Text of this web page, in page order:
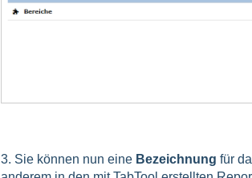
3. Sie können nun eine Bezeichnung für